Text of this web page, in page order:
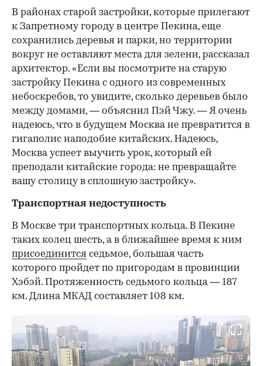
В районах старой застройки, которые прилегают
к Запретному городу в центре Пекина, еще
сохранились деревья и парки, но территории
вокруг не оставляют места для зелени, рассказал
архитектор. «Если вы посмотрите на старую
застройку Пекина с одного из современных
небоскребов, то увидите, сколько деревьев было
между домами, — объяснил Пэй Чжу. — Я очень
надеюсь, что в будущем Москва не превратится в
гигаполис наподобие китайских. Надеюсь,
Москва успеет выучить урок, который ей
преподали китайские города: не превращайте
вашу столицу в сплошную застройку».
Транспортная недоступность
В Москве три транспортных кольца. В Пекине
таких колец шесть, а в ближайшее время к ним
присоединится седьмое, большая часть
которого пройдет по пригородам в провинции
Хэбэй. Протяженность седьмого кольца — 187
км. Длина МКАД составляет 108 км.